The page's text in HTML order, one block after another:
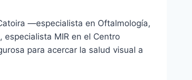
—especialista en Oftalmología,
MIR en el Centro
para acercar la salud visual a